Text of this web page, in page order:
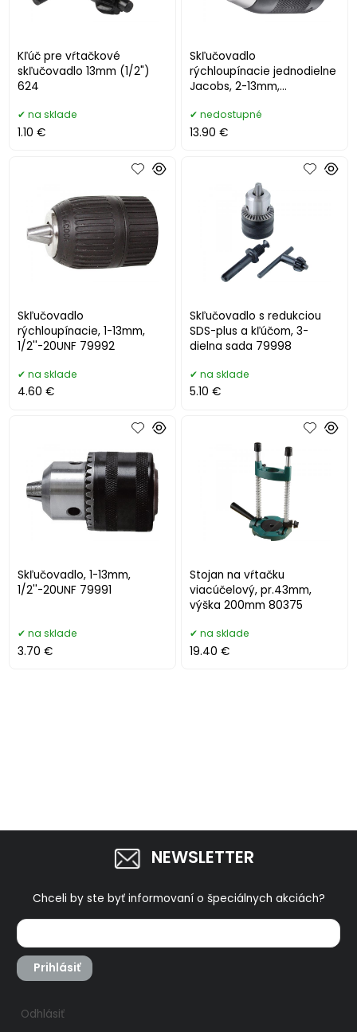
Kľúč pre vŕtačkové
skľučovadlo 13mm (1/2")
624
na sklade
1.10 €
Skľučovadlo
rýchloupínacie jednodielne
Jacobs, 2-13mm,
nedostupné
13.90 €
Skľučovadlo
rýchloupínacie, 1-13mm,
1/2''-20UNF 79992
na sklade
4.60 €
Skľučovadlo s redukciou
SDS-plus a kľúčom, 3-
dielna sada 79998
na sklade
5.10 €
Skľučovadlo, 1-13mm,
1/2''-20UNF 79991
na sklade
3.70 €
Stojan na vŕtačku
viacúčelový, pr.43mm,
výška 200mm 80375
na sklade
19.40 €
NEWSLETTER
Chceli by ste byť informovaní o špeciálnych akciách?
Prihlásiť
Odhlásiť